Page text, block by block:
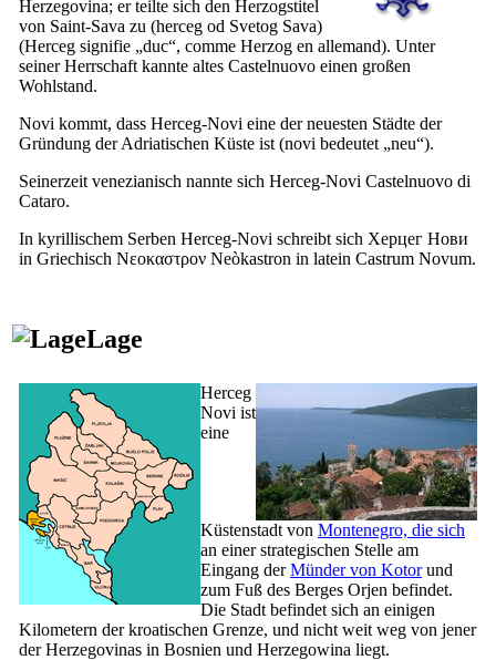
Herzegovina; er teilte sich den Herzogstitel
von Saint-Sava zu (herceg od Svetog Sava)
(Herceg signifie „duc“, comme Herzog en allemand). Unter
seiner Herrschaft kannte altes Castelnuovo einen großen
Wohlstand.
Novi kommt, dass Herceg-Novi eine der neuesten Städte der
Gründung der Adriatischen Küste ist (novi bedeutet „neu“).
Seinerzeit venezianisch nannte sich Herceg-Novi Castelnuovo di
Cataro.
In kyrillischem Serben Herceg-Novi schreibt sich Херцег Нови
in Griechisch Νεοκαστρον Neòkastron in latein Castrum Novum.
Lage
Herceg
Novi ist
eine
Küstenstadt von Montenegro, die sich
an einer strategischen Stelle am
Eingang derMünder von Kotorund
zum Fuß des Berges Orjen befindet.
Die Stadt befindet sich an einigen
Kilometern der kroatischen Grenze, und nicht weit weg von jener
der Herzegovinas in Bosnien und Herzegowina liegt.